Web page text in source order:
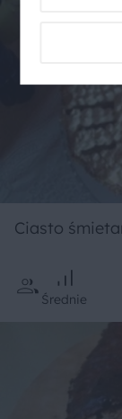
Ciasto
Średnie